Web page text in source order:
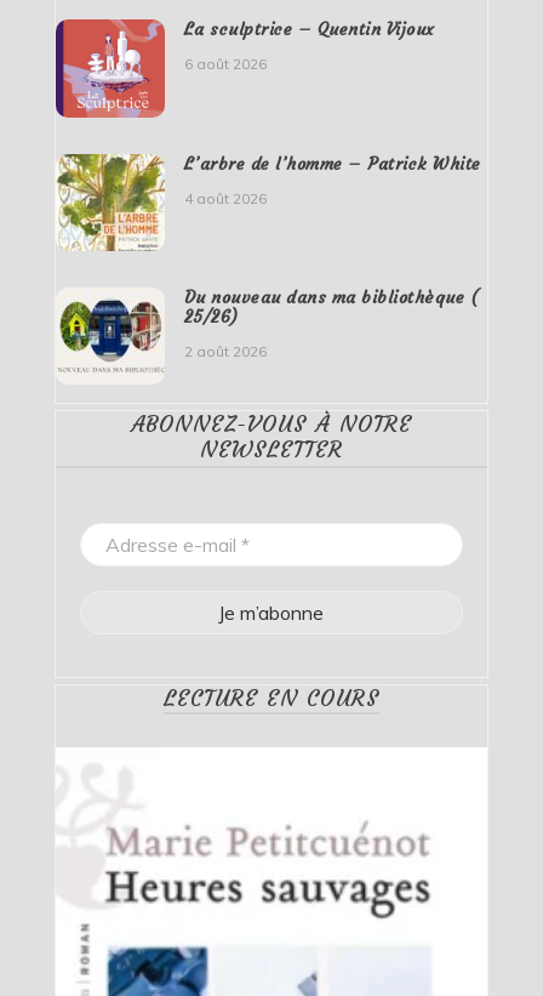
La sculptrice – Quentin Vijoux
6 août 2026
L’arbre de l’homme – Patrick White
4 août 2026
Du nouveau dans ma bibliothèque (
25/26)
2 août 2026
ABONNEZ-VOUS À NOTRE
NEWSLETTER
LECTURE EN COURS